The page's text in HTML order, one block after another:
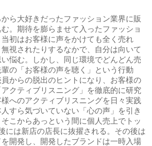
ら大好きだったファッション業界に販
。期待を膨らませて入ったファッショ
初はお客様に声をかけても全く売れ
視されたりするなかで、自分は向いて
悩む。しかし、同じ環境でどんどん売
輩の「お客様の声を聴く」という行動
からの脱出のヒントになり、お客様の
クティブリスニング」を徹底的に研究
へのアクティブリスニングを日々実践
すら気づいていない「心の声」を引き
こからあっという間に個人売上でトッ
には新店の店長に抜擢される。その後は
開発し、開発したブランドは一時入場